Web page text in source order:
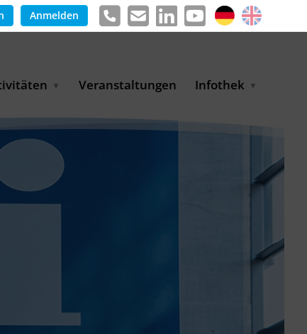
Anmelden
Transferprojekt
Veranstaltungen Infothek
Informationen